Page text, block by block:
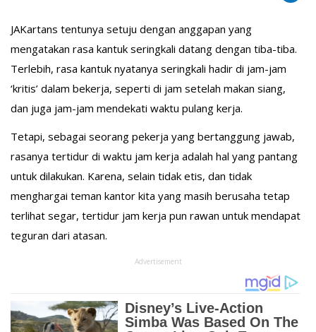
JAKartans tentunya setuju dengan anggapan yang
mengatakan rasa kantuk seringkali datang dengan tiba-tiba.
Terlebih, rasa kantuk nyatanya seringkali hadir di jam-jam
‘kritis’ dalam bekerja, seperti di jam setelah makan siang,
dan juga jam-jam mendekati waktu pulang kerja.
Tetapi, sebagai seorang pekerja yang bertanggung jawab,
rasanya tertidur di waktu jam kerja adalah hal yang pantang
untuk dilakukan. Karena, selain tidak etis, dan tidak
menghargai teman kantor kita yang masih berusaha tetap
terlihat segar, tertidur jam kerja pun rawan untuk mendapat
teguran dari atasan.
Advertisement